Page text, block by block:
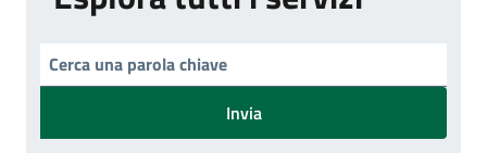
Invia